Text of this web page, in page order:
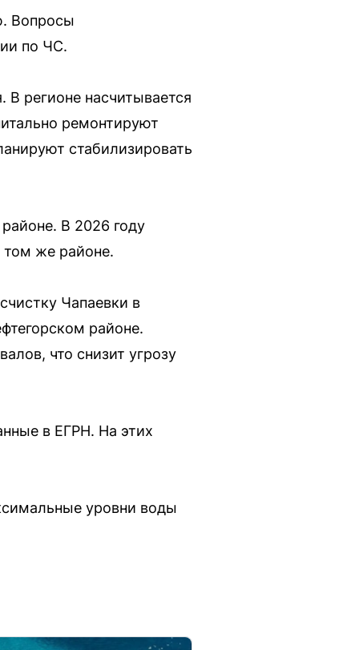
Вопросы
по ЧС.
В регионе насчитывается
ремонтируют
стабилизировать
В 2026 году
том же районе.
Чапаевки в
районе.
что снизит угрозу
в ЕГРН. На этих
уровни воды